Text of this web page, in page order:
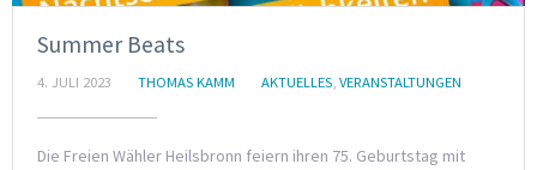
Summer Beats
4. JULI 2023 THOMAS KAMM AKTUELLES, VERANSTALTUNGEN
Die Freien Wähler Heilsbronn feiern ihren 75. Geburtstag mit